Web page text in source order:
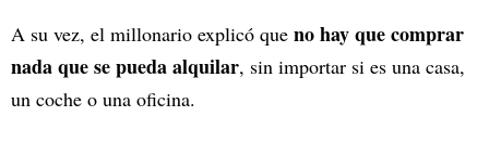
A su vez, el millonario explicó que no hay que comprar
nada que se pueda alquilar, sin importar si es una casa,
un coche o una oficina.